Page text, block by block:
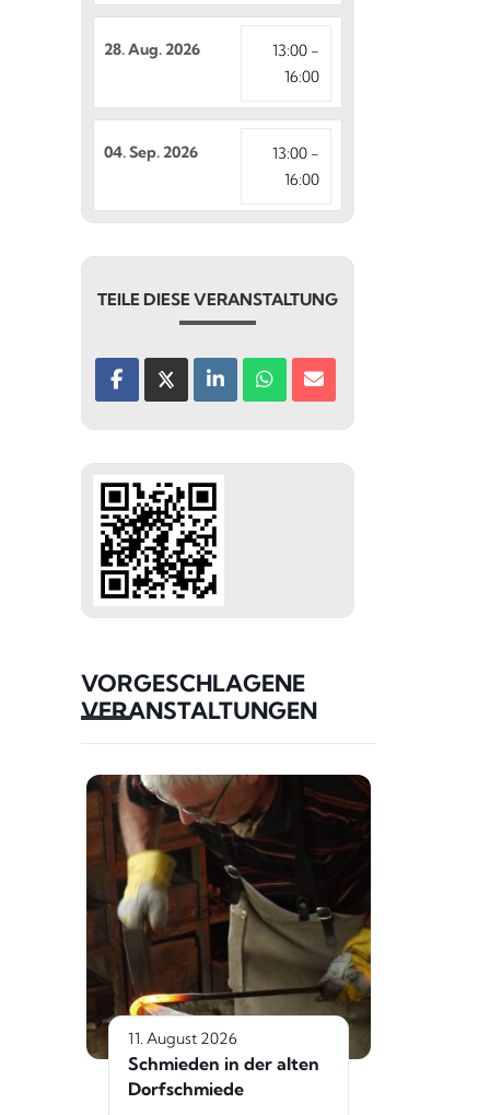
28. Aug. 2026
13:00 -
16:00
04. Sep. 2026
13:00 -
16:00
TEILE DIESE VERANSTALTUNG
VORGESCHLAGENE
VERANSTALTUNGEN
11. August 2026
Schmieden in der alten
Dorfschmiede